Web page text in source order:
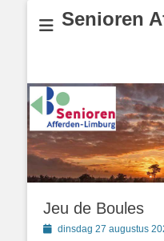
Senioren
Jeu de Boules
Geplaatst
dinsdag 27 augustus